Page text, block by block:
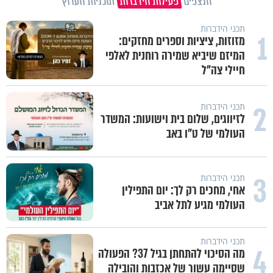
1 תכני הידברות
מזוזות, ציציות וספרים מחזקים:
המיזם שיביא שמירה רוחנית לאלפי
חיילי צה"ל
2 תכני הידברות
לזיווגים, שלום בית וישועות: המשדר
העולמי של ט"ו באב
3 תכני הידברות
אחי, מחכים רק לך: יום התפילין
העולמי מגיע לתל אביב
4 תכני הידברות
מה הסיכוי להתחתן בגיל 37? הפעולה
שסיימה עשור של אכזבות והובילה